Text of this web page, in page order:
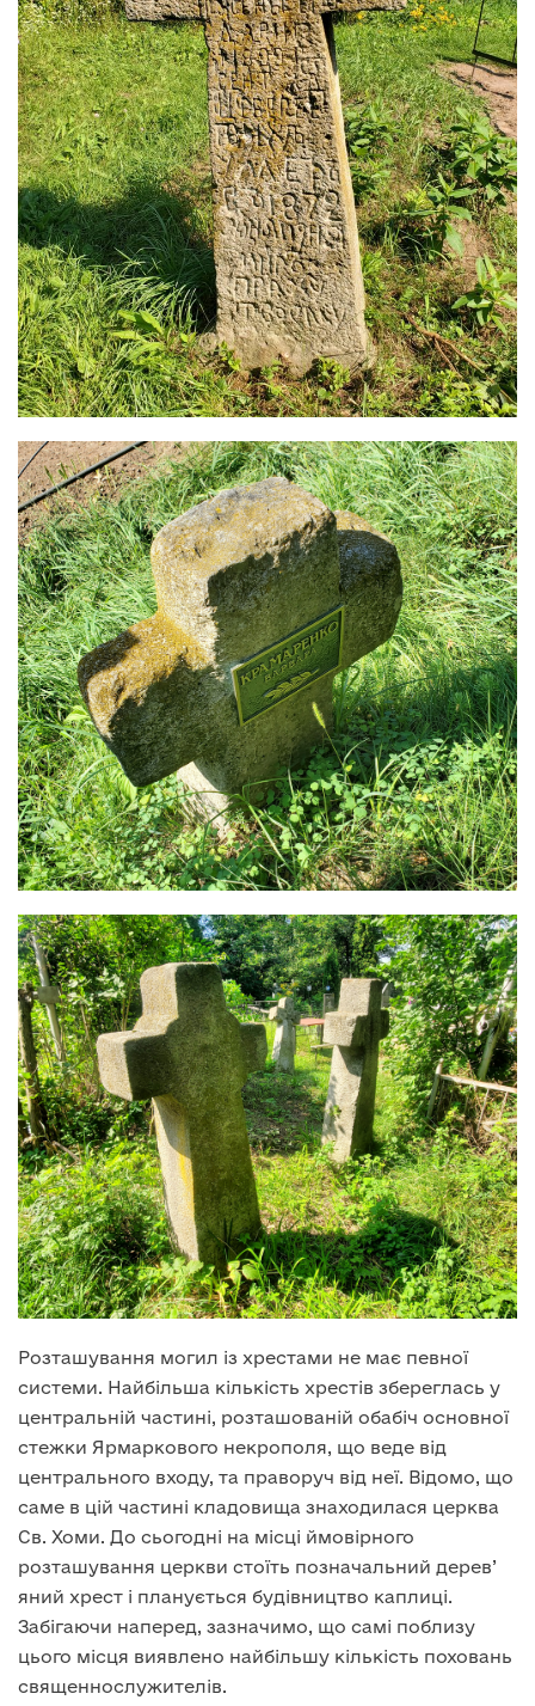
Розташування могил із хрестами не має певної
системи. Найбільша кількість хрестів збереглась у
центральній частині, розташованій обабіч основної
стежки Ярмаркового некрополя, що веде від
центрального входу, та праворуч від неї. Відомо, що
саме в цій частині кладовища знаходилася церква
Св. Хоми. До сьогодні на місці ймовірного
розташування церкви стоїть позначальний дерев’
яний хрест і планується будівництво каплиці.
Забігаючи наперед, зазначимо, що самі поблизу
цього місця виявлено найбільшу кількість поховань
священнослужителів.